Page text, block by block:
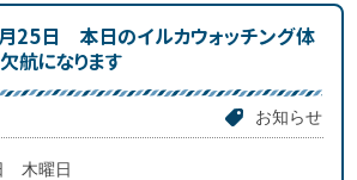
月25日 本日のイルカウォッチング体
航になります
お知らせ
木曜日